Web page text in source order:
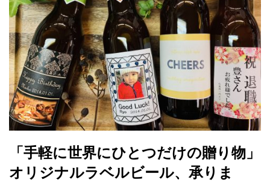
「手軽に世界にひとつだけの贈り物」
オリジナルラベルビール、承りま